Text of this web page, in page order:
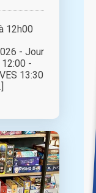
12h00
- Jour
-
13:30